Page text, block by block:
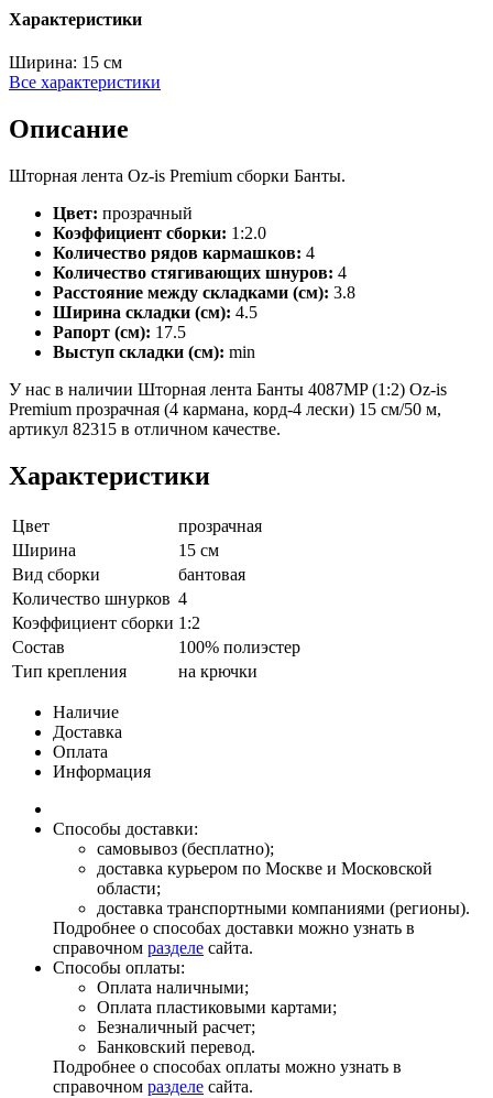
Характеристики
Ширина: 15 см
Все характеристики
Описание
Шторная лента Oz-is Premium сборки Банты.
Цвет: прозрачный
Коэффициент сборки: 1:2.0
Количество рядов кармашков: 4
Количество стягивающих шнуров: 4
Расстояние между складками (см): 3.8
Ширина складки (см): 4.5
Рапорт (см): 17.5
Выступ складки (см): min
У нас в наличии Шторная лента Банты 4087MP (1:2) Oz-is
Premium прозрачная (4 кармана, корд-4 лески) 15 см/50 м,
артикул 82315 в отличном качестве.
Характеристики
Цвет
прозрачная
Ширина
15 см
Вид сборки
бантовая
Количество шнурков 4
Коэффициент сборки 1:2
Состав
100% полиэстер
Тип крепления
на крючки
Наличие
Доставка
Оплата
Информация
Способы доставки:
самовывоз (бесплатно);
доставка курьером по Москве и Московской
области;
доставка транспортными компаниями (регионы).
Подробнее о способах доставки можно узнать в
справочном разделе сайта.
Способы оплаты:
Оплата наличными;
Оплата пластиковыми картами;
Безналичный расчет;
Банковский перевод.
Подробнее о способах оплаты можно узнать в
справочном разделе сайта.